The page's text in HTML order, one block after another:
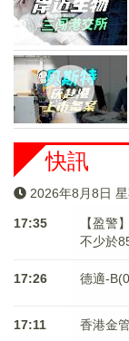
快訊
2026年8月8日
17:35
【盈警
不少於
17:26 德適-
17:11 香港金